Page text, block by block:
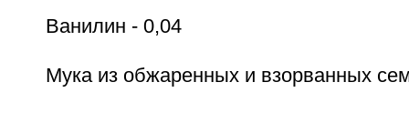
Ванилин - 0,04
Мука из обжаренных и взорванных